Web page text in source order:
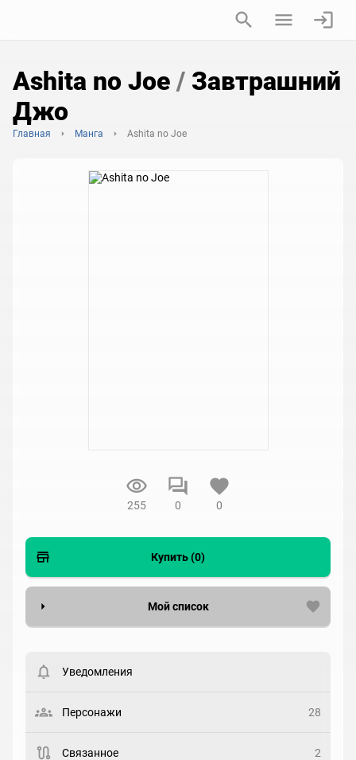
Ashita no Joe / Завтрашний
Джо
Главная Манга Ashita no Joe
255 0 0
Купить (0)
Мой список
Статус
Уведомления
Персонажи 28
Связанное 2